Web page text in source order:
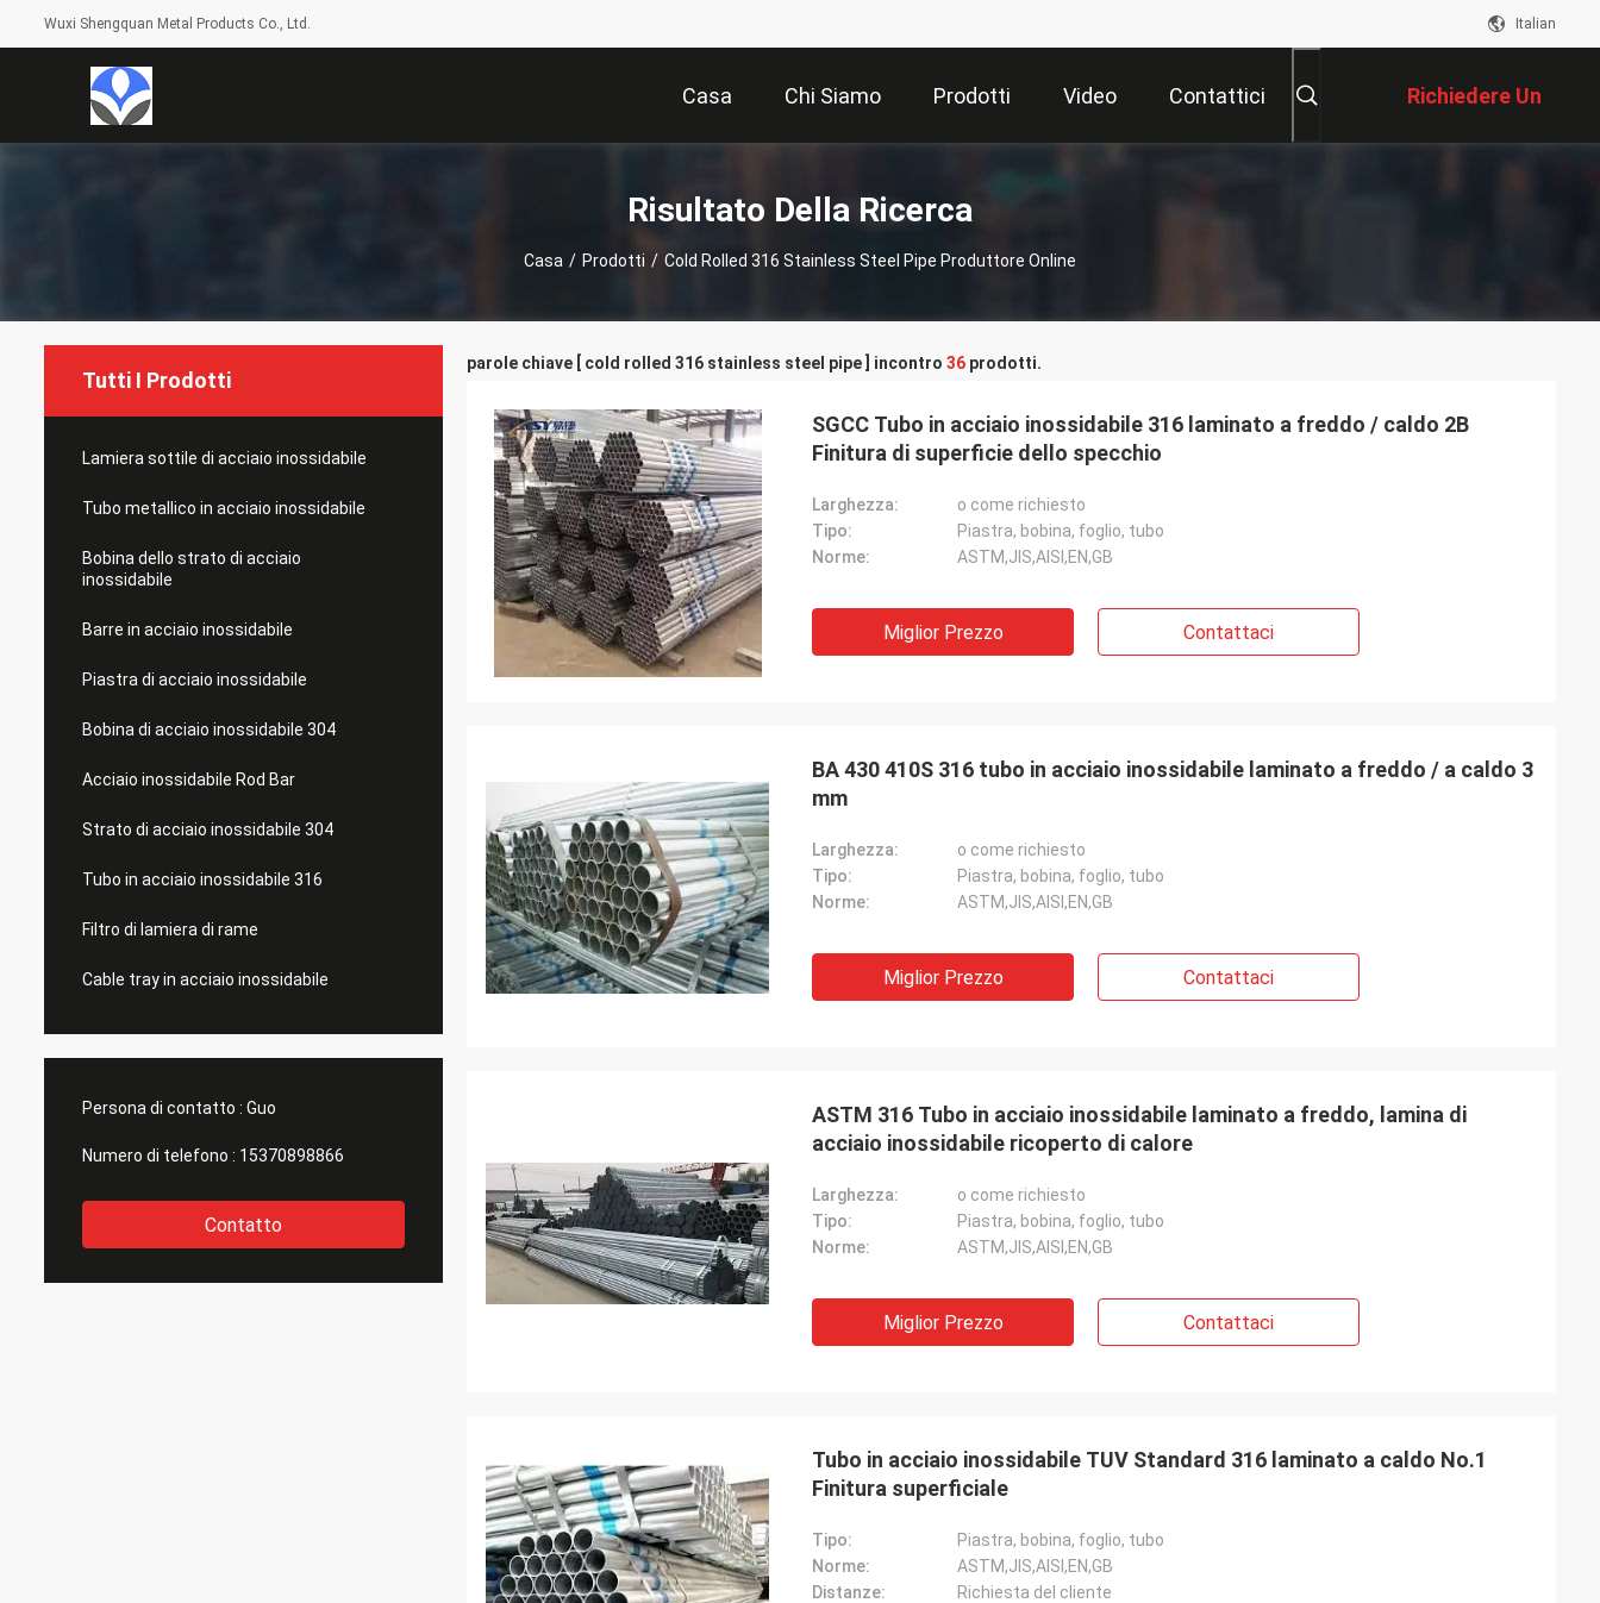
Wuxi Shengquan Metal Products Co., Ltd. Italian
Casa Chi Siamo Prodotti Video Contattici Richiedere Un
Preventivo
Risultato Della Ricerca
Casa / Prodotti / Cold Rolled 316 Stainless Steel Pipe Produttore Online
Tutti I Prodotti
Lamiera sottile di acciaio inossidabile
Tubo metallico in acciaio inossidabile
Bobina dello strato di acciaio
inossidabile
Barre in acciaio inossidabile
Piastra di acciaio inossidabile
Bobina di acciaio inossidabile 304
Acciaio inossidabile Rod Bar
Strato di acciaio inossidabile 304
Tubo in acciaio inossidabile 316
Filtro di lamiera di rame
Cable tray in acciaio inossidabile
Persona di contatto : Guo
Numero di telefono : 15370898866
Contatto
parole chiave [ cold rolled 316 stainless steel pipe ] incontro 36 prodotti.
SGCC Tubo in acciaio inossidabile 316 laminato a freddo / caldo 2B
Finitura di superficie dello specchio
Larghezza:
o come richiesto
Tipo:
Piastra, bobina, foglio, tubo
Norme:
ASTM,JIS,AISI,EN,GB
Miglior Prezzo Contattaci
BA 430 410S 316 tubo in acciaio inossidabile laminato a freddo / a caldo 3
mm
Larghezza:
o come richiesto
Tipo:
Piastra, bobina, foglio, tubo
Norme:
ASTM,JIS,AISI,EN,GB
Miglior Prezzo Contattaci
ASTM 316 Tubo in acciaio inossidabile laminato a freddo, lamina di
acciaio inossidabile ricoperto di calore
Larghezza:
o come richiesto
Tipo:
Piastra, bobina, foglio, tubo
Norme:
ASTM,JIS,AISI,EN,GB
Miglior Prezzo Contattaci
Tubo in acciaio inossidabile TUV Standard 316 laminato a caldo No.1
Finitura superficiale
Tipo:
Piastra, bobina, foglio, tubo
Norme:
ASTM,JIS,AISI,EN,GB
Distanze:
Richiesta del cliente